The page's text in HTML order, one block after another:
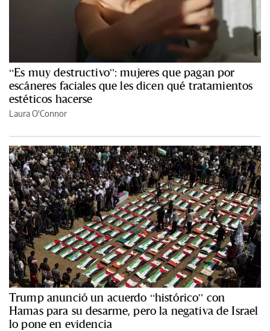
“Es muy destructivo”: mujeres que pagan por
escáneres faciales que les dicen qué tratamientos
estéticos hacerse
Laura O'Connor
Trump anunció un acuerdo “histórico” con
Hamas para su desarme, pero la negativa de Israel
lo pone en evidencia